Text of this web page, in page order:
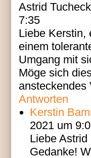
Astrid
7:35
Liebe Kerstin,
einem
Umgang mit
Möge sich
ansteckendes
Antworten
Kerstin
2021 um
Liebe
Gedanke!